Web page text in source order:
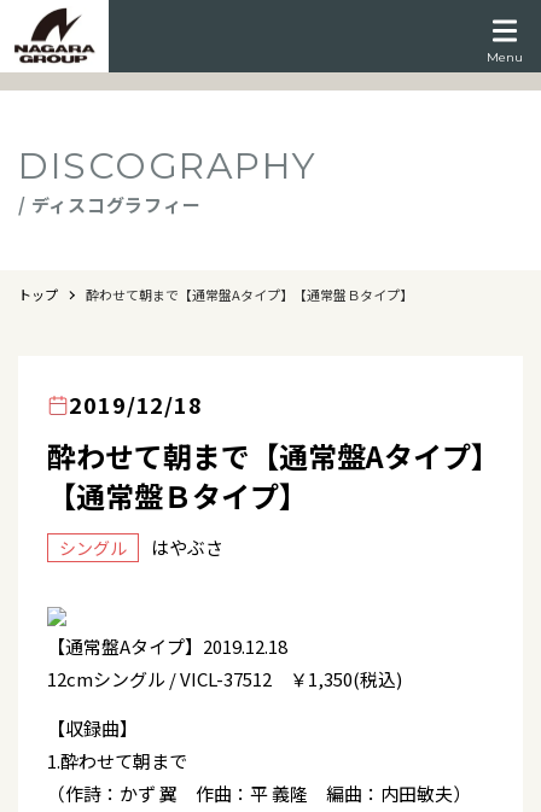
Menu
DISCOGRAPHY
/ ディスコグラフィー
トップ 酔わせて朝まで【通常盤Aタイプ】【通常盤Ｂタイプ】
2019/12/18
酔わせて朝まで【通常盤Aタイプ】
【通常盤Ｂタイプ】
シングル はやぶさ
【通常盤Aタイプ】2019.12.18
12cmシングル / VICL-37512 ￥1,350(税込)
【収録曲】
1.酔わせて朝まで
（作詩：かず 翼 作曲：平 義隆 編曲：内田敏夫）